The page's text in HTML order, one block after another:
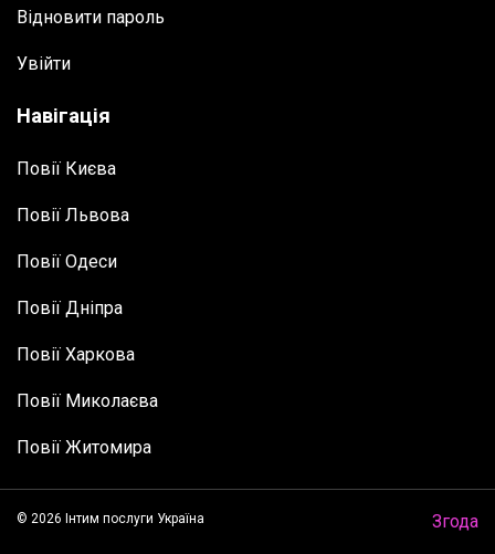
Відновити пароль
Увійти
Навігація
Повії Києва
Повії Львова
Повії Одеси
Повії Дніпра
Повії Харкова
Повії Миколаєва
Повії Житомира
© 2026 Інтим послуги Україна Згода